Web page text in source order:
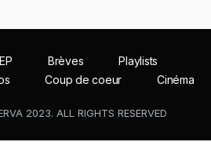
Brèves
Playlists
Coup de coeur Cinéma
2023. ALL RIGHTS RESERVED